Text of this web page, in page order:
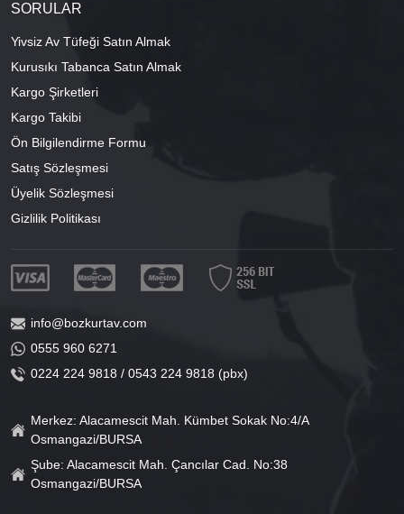
SORULAR
Yivsiz Av Tüfeği Satın Almak
Kurusıkı Tabanca Satın Almak
Kargo Şirketleri
Kargo Takibi
Ön Bilgilendirme Formu
Satış Sözleşmesi
Üyelik Sözleşmesi
Gizlilik Politikası
info@bozkurtav.com
0555 960 6271
0224 224 9818 / 0543 224 9818 (pbx)
Merkez: Alacamescit Mah. Kümbet Sokak No:4/A
Osmangazi/BURSA
Şube: Alacamescit Mah. Çancılar Cad. No:38
Osmangazi/BURSA